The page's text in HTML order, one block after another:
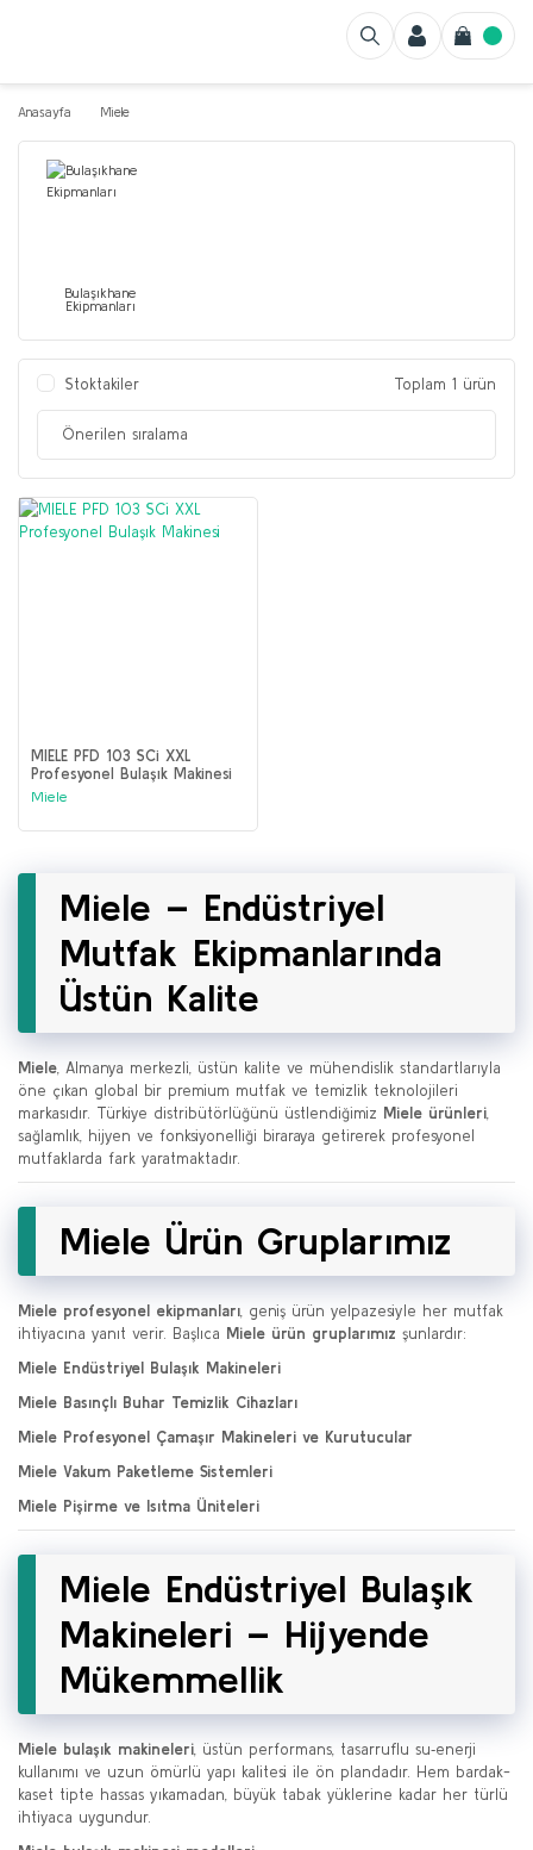
Anasayfa Miele
Bulaşıkhane
Ekipmanları
Stoktakiler Toplam 1 ürün
MIELE PFD 103 SCi XXL
Profesyonel Bulaşık Makinesi
Miele
Miele – Endüstriyel
Mutfak Ekipmanlarında
Üstün Kalite
Miele, Almanya merkezli, üstün kalite ve mühendislik standartlarıyla
öne çıkan global bir premium mutfak ve temizlik teknolojileri
markasıdır. Türkiye distribütörlüğünü üstlendiğimiz Miele ürünleri,
sağlamlık, hijyen ve fonksiyonelliği biraraya getirerek profesyonel
mutfaklarda fark yaratmaktadır.
Miele Ürün Gruplarımız
Miele profesyonel ekipmanları, geniş ürün yelpazesiyle her mutfak
ihtiyacına yanıt verir. Başlıca Miele ürün gruplarımız şunlardır:
Miele Endüstriyel Bulaşık Makineleri
Miele Basınçlı Buhar Temizlik Cihazları
Miele Profesyonel Çamaşır Makineleri ve Kurutucular
Miele Vakum Paketleme Sistemleri
Miele Pişirme ve Isıtma Üniteleri
Miele Endüstriyel Bulaşık
Makineleri – Hijyende
Mükemmellik
Miele bulaşık makineleri, üstün performans, tasarruflu su‑enerji
kullanımı ve uzun ömürlü yapı kalitesi ile ön plandadır. Hem bardak-
kaset tipte hassas yıkamadan, büyük tabak yüklerine kadar her türlü
ihtiyaca uygundur.